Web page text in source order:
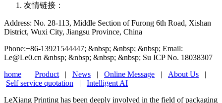
友情链接：
Address: No. 28-113, Middle Section of Furong 6th Road, Xishan
District, Wuxi City, Jiangsu Province, China
Phone:+86-13921544447; &nbsp; &nbsp; &nbsp; Email:
Le@Le0.cn &nbsp; &nbsp; &nbsp; &nbsp; Su ICP No. 18038307
home | Product | News | Online Message | About Us |
Self service quotation | Intelligent AI
LeXiang Printing has been deeply involved in the field of packaging